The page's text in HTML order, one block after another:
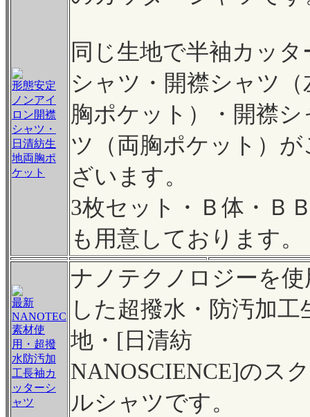
同じ生地で半袖カッタ
シャツ・開襟シャツ（
胸ポケット）・開襟シ
ツ（両胸ポケット）が
ざいます。
3枚セット・Ｂ体・Ｂ
も用意しております。
形態安定
ノンアイ
ロン開襟
シャツ・
日清紡生
地両胸ポ
ケット
最新
NANOTEC
素材使
用・超撥
水防汚加
工長袖カ
ッターシ
ャツ
ナノテクノロジーを使
した超撥水・防汚加工
地・[日清紡
NANOSCIENCE]のス
ルシャツです。